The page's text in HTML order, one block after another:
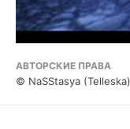
АВТОРСКИЕ ПРАВА
© NaSStasya (Telleska)